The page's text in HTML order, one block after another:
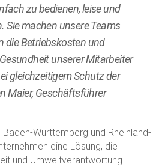
zu bedienen, leise und
Sie machen unsere Teams
die Betriebskosten und
unserer Mitarbeiter
gleichzeitigem Schutz der
Maier, Geschäftsführer
Württemberg und Rheinland-
eine Lösung, die
und Umweltverantwortung